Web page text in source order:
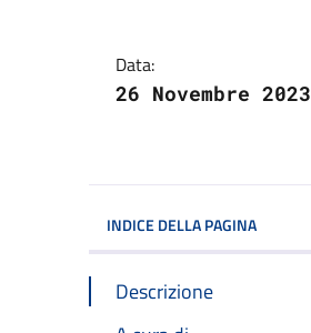
Data:
26 Novembre 2023
INDICE DELLA PAGINA
Descrizione